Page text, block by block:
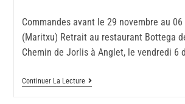
Commandes avant le 29 novembre au
(Maritxu) Retrait au restaurant Bottega
Chemin de Jorlis à Anglet, le vendredi 6
Continuer La Lecture